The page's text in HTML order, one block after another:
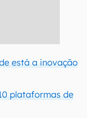
está a inovação
plataformas de